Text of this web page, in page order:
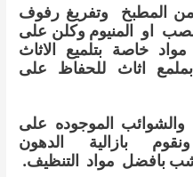
المطبخ وتفريغ رفوف
او المنيوم وكلن على
خاصة بتلميع الاثاث
اثاث للحفاظ على
والشوائب الموجوده على
بازالية الدهون
بافضل مواد التنظيف.